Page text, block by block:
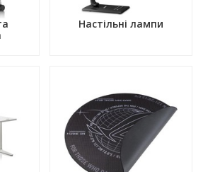
Настільні лампи